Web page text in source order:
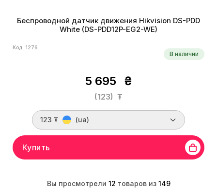
Беспроводной датчик движения Hikvision DS-PDD
White (DS-PDD12P-EG2-WE)
Код: 1276
В наличии
5 695 ₴
(123) ₮
123 ₮ (ua)
Купить
Вы просмотрели 12 товаров из 149